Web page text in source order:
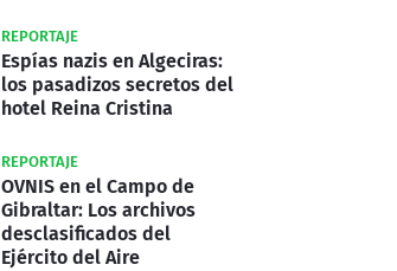
REPORTAJE
Espías nazis en Algeciras:
los pasadizos secretos del
hotel Reina Cristina
REPORTAJE
OVNIS en el Campo de
Gibraltar: Los archivos
desclasificados del
Ejército del Aire